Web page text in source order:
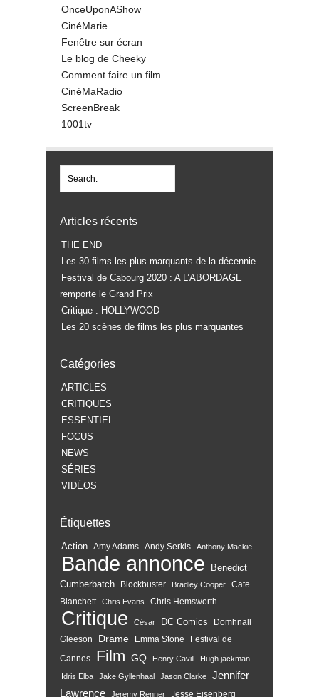
OnceUponAShow
CinéMarie
Fenêtre sur écran
Le blog de Cheeky
Comment faire un film
CinéMaRadio
ScreenBreak
1001tv
Articles récents
THE END
Les 30 films les plus marquants de la décennie
Festival de Cabourg 2020 : A L’ABORDAGE
remporte le Grand Prix
Critique : HOLLYWOOD
Les 20 scènes de films les plus marquantes
Catégories
ARTICLES
CRITIQUES
ESSENTIEL
FOCUS
NEWS
SÉRIES
VIDÉOS
Étiquettes
Action Amy Adams Andy Serkis Anthony Mackie
Bande annonce
Benedict
Cumberbatch
Blockbuster Bradley Cooper
Cate
Blanchett
Chris Evans Chris Hemsworth
Critique César DC Comics
Domhnall
Gleeson
Drame Emma Stone
Festival de
Cannes
Film GQ Henry Cavill Hugh jackman
Idris Elba Jake Gyllenhaal Jason Clarke
Jennifer
Lawrence
Jeremy Renner Jesse Eisenberg